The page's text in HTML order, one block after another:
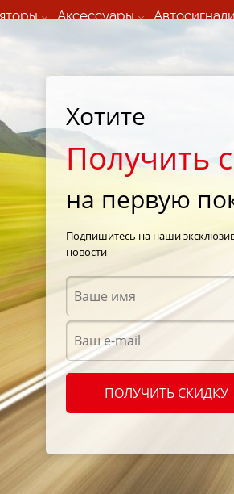
Аксессуары
Мобильный шиномонтаж 24/7
Azul 50ml 1шт
Хотите
Получить
на первую
Подпишитесь на наши
новости
ПОЛУЧИТЬ СКИДКУ